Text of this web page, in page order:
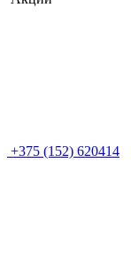
+375 (152) 620414